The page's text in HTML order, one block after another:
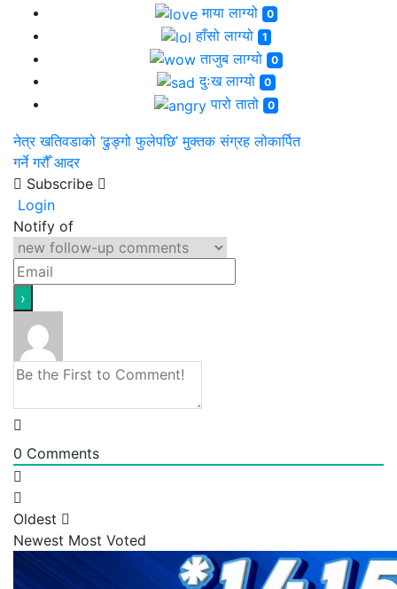
माया लाग्यो 0
हाँसो लाग्यो 1
ताजुब लाग्यो 0
दुःख लाग्यो 0
पारो तातो 0
नेत्र खतिवडाको ‘ढुङ्गो फुलेपछि’ मुक्तक संग्रह लोकार्पित
गर्ने गरौँ आदर
Subscribe
Login
Notify of
0 Comments
Oldest
Newest Most Voted